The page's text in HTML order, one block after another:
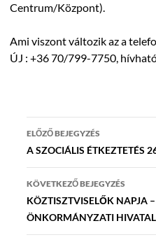
Centrum/Központ).
Ami viszont változik az a
ÚJ : +36 70/799-7750,
Bejegyzés
navigáció
ELŐZŐ BEJEGYZÉS
A SZOCIÁLIS ÉTKEZTETÉS
KÖVETKEZŐ BEJEGYZÉS
KÖZTISZTVISELŐK NAPJA
ÖNKORMÁNYZATI HIVATAL